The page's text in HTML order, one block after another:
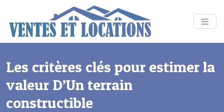
Les critères clés pour estimer la
valeur D’Un terrain
constructible